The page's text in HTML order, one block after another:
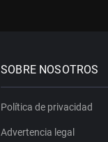
SOBRE NOSOTROS
Política de privacidad
Advertencia legal